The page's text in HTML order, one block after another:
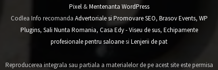
Pixel&Mentenanta WordPress
Codlea Info recomanda Advertoriale si Promovare SEO, Brasov Events, WP
Plugins, Sali Nunta Romania, Casa Edy - Viseu de sus, Echipamente
profesionale pentru saloanesi Lenjerii de pat
Reproducerea integrala sau partiala a materialelor de pe acest site este permisa